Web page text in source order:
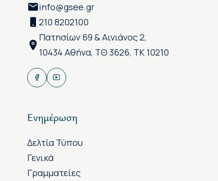
info@gsee.gr
210 8202100
Πατησίων 69 & Αινιάνος 2,
10434 Αθήνα, ΤΘ 3626, ΤΚ 10210
Ενημέρωση
Δελτία Τύπου
Γενικά
Γραμματείες